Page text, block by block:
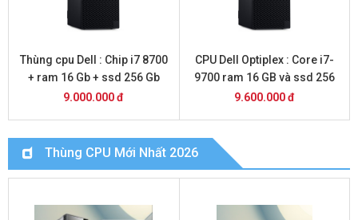
Thùng cpu Dell : Chip i7 8700
+ ram 16 Gb + ssd 256 Gb
9.000.000 đ
CPU Dell Optiplex : Core i7-
9700 ram 16 GB và ssd 256
gb
9.600.000 đ
Thùng CPU Mới Nhất 2026